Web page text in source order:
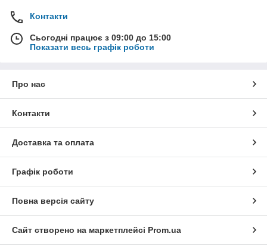
Контакти
Сьогодні працює з 09:00 до 15:00
Показати весь графік роботи
Про нас
Контакти
Доставка та оплата
Графік роботи
Повна версія сайту
Сайт створено на маркетплейсі Prom.ua